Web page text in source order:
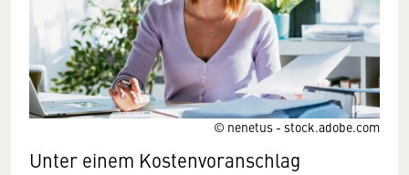
© nenetus - stock.adobe.com
Unter einem Kostenvoranschlag